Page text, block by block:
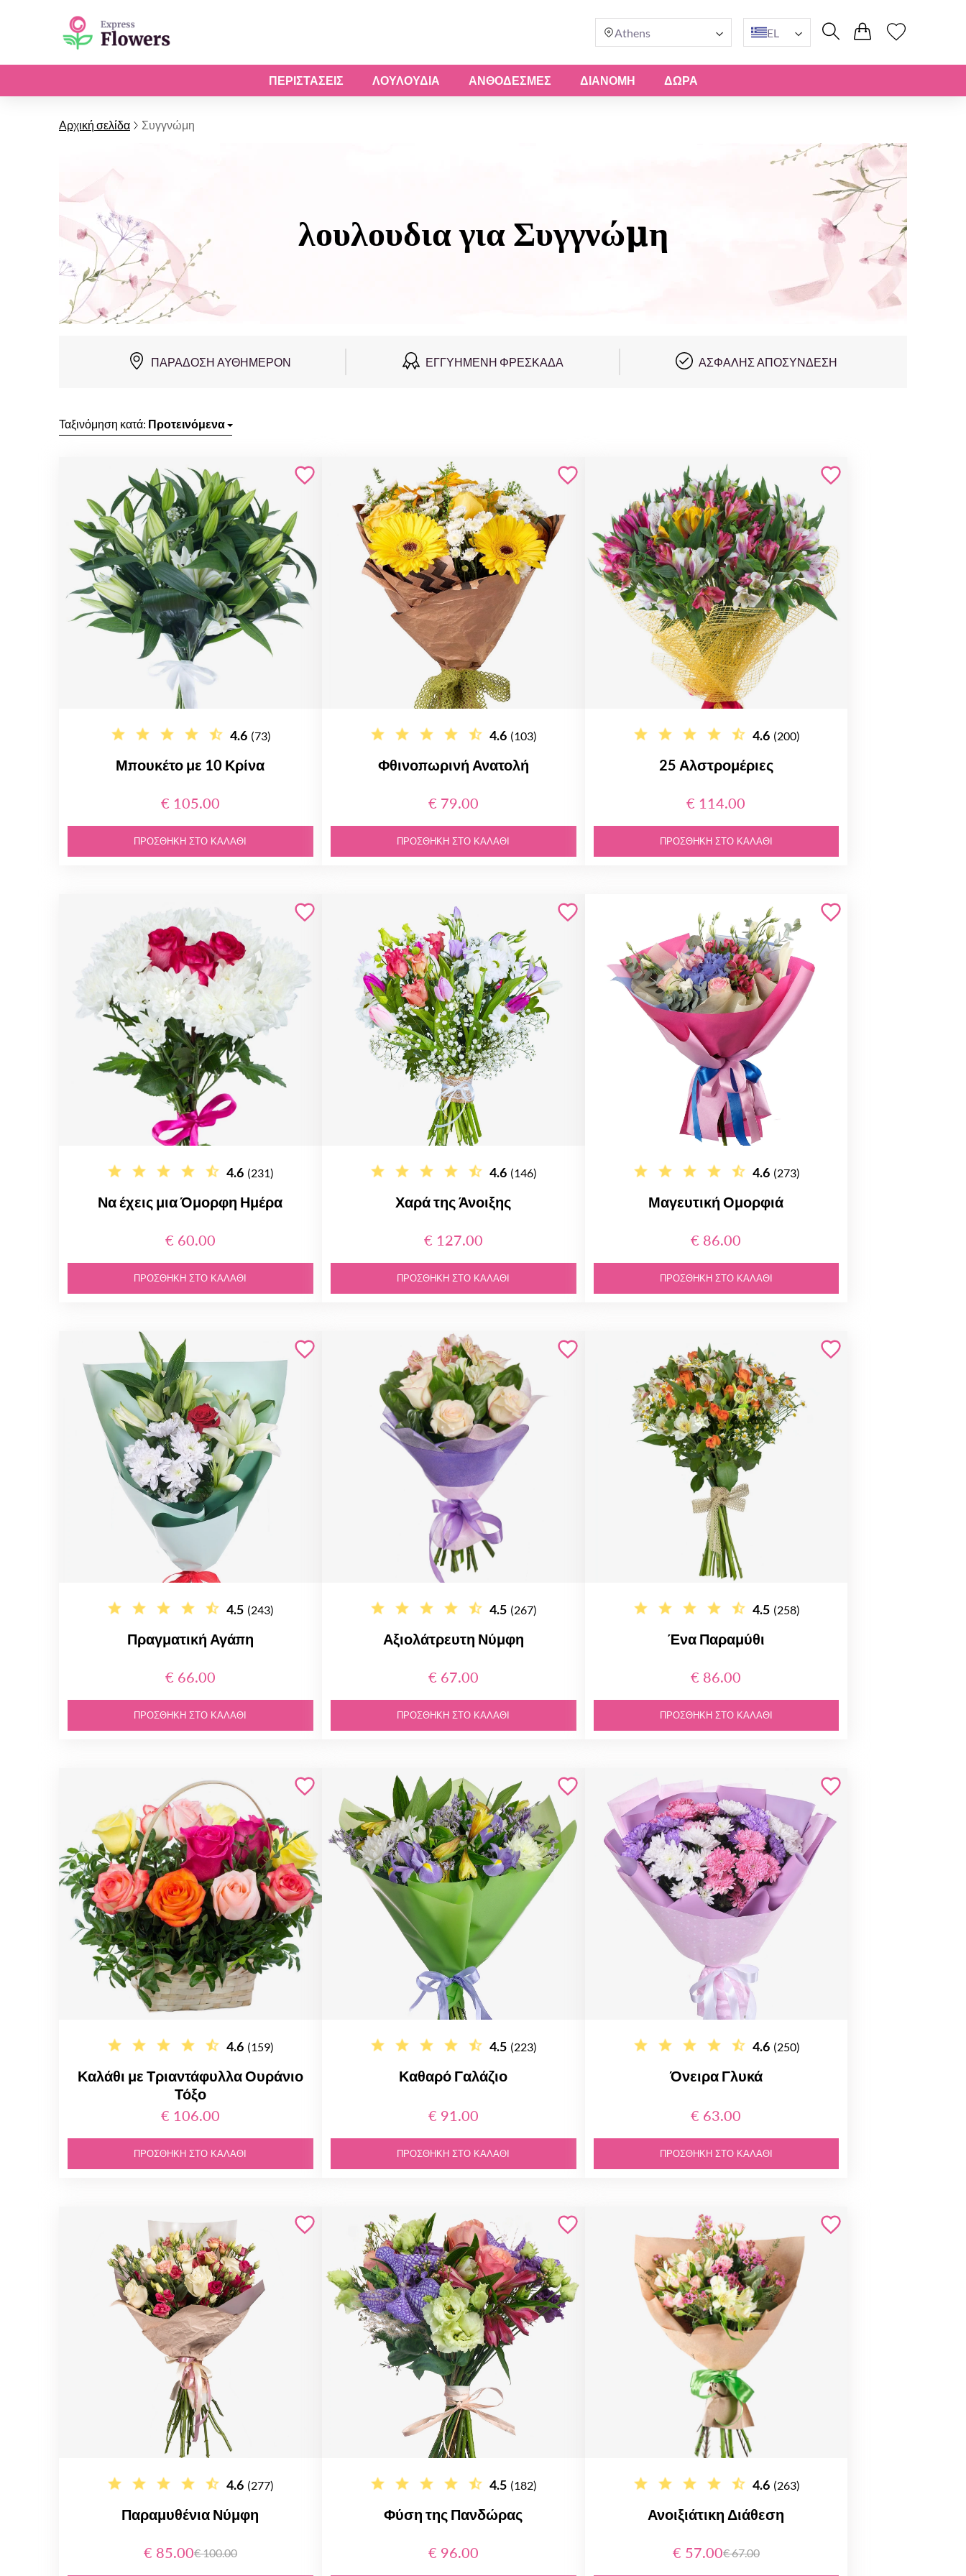
Athens EL
ΠΕΡΙΣΤΆΣΕΙΣ ΛΟΥΛΟΎΔΙΑ ΑΝΘΟΔΈΣΜΕΣ ΔΙΑΝΟΜΗ ΔΏΡΑ
Αρχική σελίδα Συγγνώμη
λουλουδια για Συγγνώμη
ΠΑΡΆΔΟΣΗ ΑΥΘΗΜΕΡΌΝ ΕΓΓΥΗΜΈΝΗ ΦΡΕΣΚΆΔΑ ΑΣΦΑΛΉΣ ΑΠΟΣΎΝΔΕΣΗ
Ταξινόμηση κατά: Προτεινόμενα
4.6 (73)
Μπουκέτο με 10 Κρίνα
€ 105.00
ΠΡΟΣΘΉΚΗ ΣΤΟ ΚΑΛΆΘΙ
4.6 (103)
Φθινοπωρινή Ανατολή
€ 79.00
ΠΡΟΣΘΉΚΗ ΣΤΟ ΚΑΛΆΘΙ
4.6 (200)
25 Αλστρομέριες
€ 114.00
ΠΡΟΣΘΉΚΗ ΣΤΟ ΚΑΛΆΘΙ
4.6 (231)
Να έχεις μια Όμορφη Ημέρα
€ 60.00
ΠΡΟΣΘΉΚΗ ΣΤΟ ΚΑΛΆΘΙ
4.6 (146)
Χαρά της Άνοιξης
€ 127.00
ΠΡΟΣΘΉΚΗ ΣΤΟ ΚΑΛΆΘΙ
4.6 (273)
Μαγευτική Ομορφιά
€ 86.00
ΠΡΟΣΘΉΚΗ ΣΤΟ ΚΑΛΆΘΙ
4.5 (243)
Πραγματική Αγάπη
€ 66.00
ΠΡΟΣΘΉΚΗ ΣΤΟ ΚΑΛΆΘΙ
4.5 (267)
Αξιολάτρευτη Νύμφη
€ 67.00
ΠΡΟΣΘΉΚΗ ΣΤΟ ΚΑΛΆΘΙ
4.5 (258)
Ένα Παραμύθι
€ 86.00
ΠΡΟΣΘΉΚΗ ΣΤΟ ΚΑΛΆΘΙ
4.6 (159)
Καλάθι με Τριαντάφυλλα Ουράνιο
Τόξο
€ 106.00
ΠΡΟΣΘΉΚΗ ΣΤΟ ΚΑΛΆΘΙ
4.5 (223)
Καθαρό Γαλάζιο
€ 91.00
ΠΡΟΣΘΉΚΗ ΣΤΟ ΚΑΛΆΘΙ
4.6 (250)
Όνειρα Γλυκά
€ 63.00
ΠΡΟΣΘΉΚΗ ΣΤΟ ΚΑΛΆΘΙ
4.6 (277)
Παραμυθένια Νύμφη
€ 85.00€ 100.00
4.5 (182)
Φύση της Πανδώρας
€ 96.00
4.6 (263)
Ανοιξιάτικη Διάθεση
€ 57.00€ 67.00